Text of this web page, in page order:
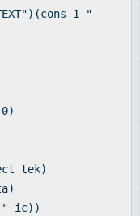
1 "
tek)
ic))